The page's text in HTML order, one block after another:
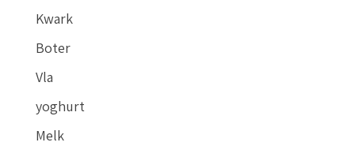
Kwark
Boter
Vla
yoghurt
Melk